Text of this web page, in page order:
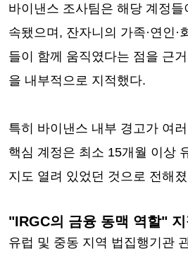
바이낸스 조사팀은 해당 계정들
속됐으며, 잔자니의 가족·연인·
들이 함께 움직였다는 점을 근
을 내부적으로 지적했다.
특히 바이낸스 내부 경고가 여
핵심 계정은 최소 15개월 이상
지도 열려 있었던 것으로 전해
"IRGC의 금융 동맥 역할" 지
유럽 및 중동 지역 법집행기관